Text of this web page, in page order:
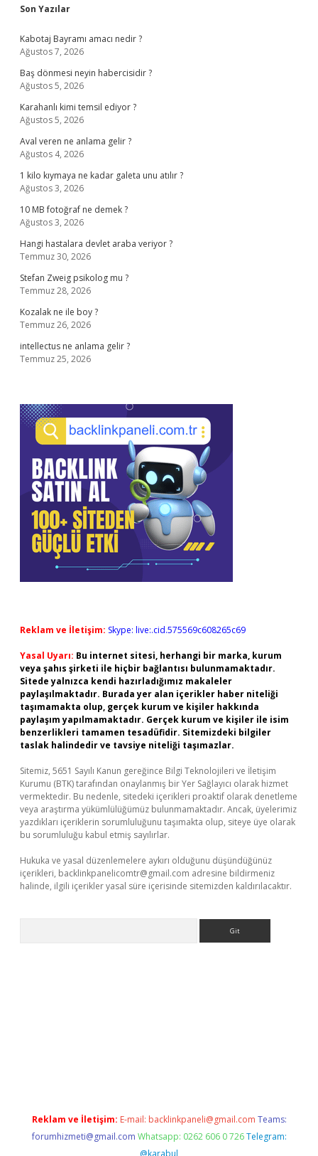
Sidebar
Son Yazılar
Kabotaj Bayramı amacı nedir ?
Ağustos 7, 2026
Baş dönmesi neyin habercisidir ?
Ağustos 5, 2026
Karahanlı kimi temsil ediyor ?
Ağustos 5, 2026
Aval veren ne anlama gelir ?
Ağustos 4, 2026
1 kilo kıymaya ne kadar galeta unu atılır ?
Ağustos 3, 2026
10 MB fotoğraf ne demek ?
Ağustos 3, 2026
Hangi hastalara devlet araba veriyor ?
Temmuz 30, 2026
Stefan Zweig psikolog mu ?
Temmuz 28, 2026
Kozalak ne ile boy ?
Temmuz 26, 2026
intellectus ne anlama gelir ?
Temmuz 25, 2026
Reklam ve İletişim: Skype: live:.cid.575569c608265c69
Yasal Uyarı: Bu internet sitesi, herhangi bir marka, kurum
veya şahıs şirketi ile hiçbir bağlantısı bulunmamaktadır.
Sitede yalnızca kendi hazırladığımız makaleler
paylaşılmaktadır. Burada yer alan içerikler haber niteliği
taşımamakta olup, gerçek kurum ve kişiler hakkında
paylaşım yapılmamaktadır. Gerçek kurum ve kişiler ile isim
benzerlikleri tamamen tesadüfidir. Sitemizdeki bilgiler
taslak halindedir ve tavsiye niteliği taşımazlar.
Sitemiz, 5651 Sayılı Kanun gereğince Bilgi Teknolojileri ve İletişim
Kurumu (BTK) tarafından onaylanmış bir Yer Sağlayıcı olarak hizmet
vermektedir. Bu nedenle, sitedeki içerikleri proaktif olarak denetleme
veya araştırma yükümlülüğümüz bulunmamaktadır. Ancak, üyelerimiz
yazdıkları içeriklerin sorumluluğunu taşımakta olup, siteye üye olarak
bu sorumluluğu kabul etmiş sayılırlar.
Hukuka ve yasal düzenlemelere aykırı olduğunu düşündüğünüz
içerikleri, backlinkpanelicomtr@gmail.com adresine bildirmeniz
halinde, ilgili içerikler yasal süre içerisinde sitemizden kaldırılacaktır.
Reklam ve İletişim: E-mail: backlinkpaneli@gmail.com Teams:
forumhizmeti@gmail.com Whatsapp: 0262 606 0 726 Telegram:
@karabul